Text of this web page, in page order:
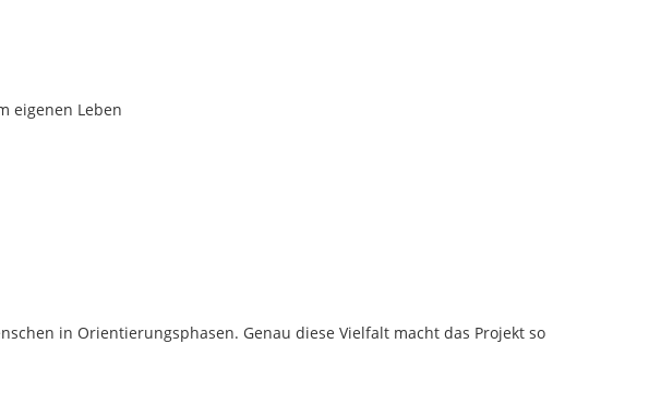
eigenen Leben
in Orientierungsphasen. Genau diese Vielfalt macht das Projekt so